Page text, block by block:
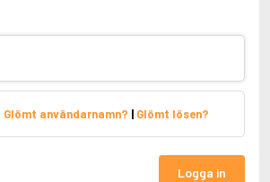
Glömt användarnamn? | Glömt lösen?
Logga in